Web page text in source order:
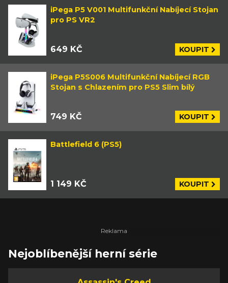
iPega P5 V001 Multifunkční Nabíjecí Stojan
pro PS VR2
649 KČ KOUPIT
iPega P5S006 Multifunkční Nabíjecí RGB
Stojan s Chlazením pro PS5 Slim bílý
749 KČ KOUPIT
Battlefield 6 (PS5)
1 149 KČ KOUPIT
Nejoblíbenější herní série